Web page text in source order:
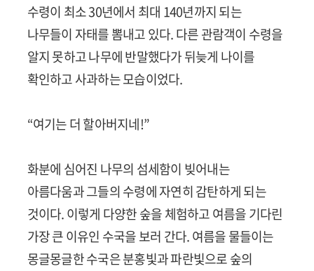
수령이 최소 30년에서 최대 140년까지 되는
나무들이 자태를 뽐내고 있다. 다른 관람객이 수령을
알지 못하고 나무에 반말했다가 뒤늦게 나이를
확인하고 사과하는 모습이었다.
“여기는 더 할아버지네!”
화분에 심어진 나무의 섬세함이 빚어내는
아름다움과 그들의 수령에 자연히 감탄하게 되는
것이다. 이렇게 다양한 숲을 체험하고 여름을 기다린
가장 큰 이유인 수국을 보러 간다. 여름을 물들이는
몽글몽글한 수국은 분홍빛과 파란빛으로 숲의